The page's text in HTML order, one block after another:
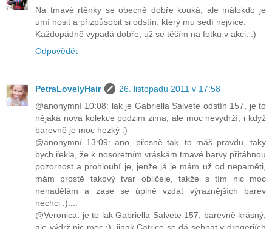
Na tmavé rtěnky se obecně dobře kouká, ale málokdo je
umí nosit a přizpůsobit si odstín, který mu sedí nejvíce.
Každopádně vypadá dobře, už se těším na fotku v akci. :)
Odpovědět
PetraLovelyHair
26. listopadu 2011 v 17:58
@anonymní 10:08: lak je Gabriella Salvete odstín 157, je to
nějaká nová kolekce podzim zima, ale moc nevydrží, i když
barevně je moc hezký :)
@anonymní 13:09: ano, přesně tak, to máš pravdu, taky
bych řekla, že k nosoretním vráskám tmavé barvy přitáhnou
pozornost a prohloubí je, jenže já je mám už od nepaměti,
mám prostě takový tvar obličeje, takže s tím nic moc
nenadělám a zase se úplně vzdát výraznějších barev
nechci :)....
@Veronica: je to lak Gabriella Salvete 157, barevně krásný,